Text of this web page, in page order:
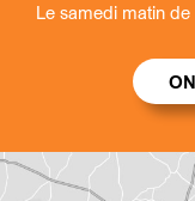
Le samedi matin